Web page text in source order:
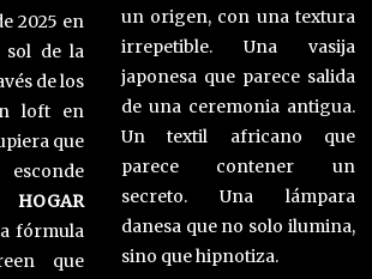
2025 en
sol de la
de los
loft en
que
HOGAR
fórmula
que
un origen, con una textura
irrepetible. Una vasija
japonesa que parece salida
de una ceremonia antigua.
Un textil africano que
parece contener un
secreto. Una lámpara
danesa que no solo ilumina,
sino que hipnotiza.